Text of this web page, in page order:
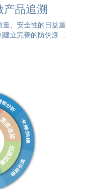
产品追溯
量、安全性的日益重
建立完善的防伪溯源
业更需要进行产品
业无疑是防伪溯源